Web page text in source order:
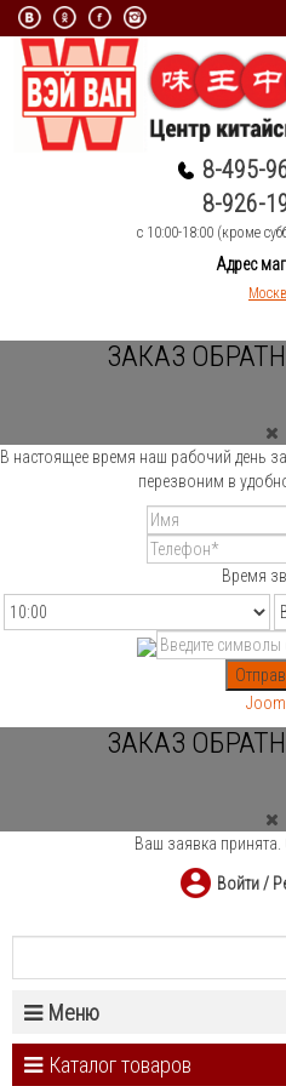
8-495-
8-926-
c 10:00-18:00 (кроме
Адрес
ЗАКАЗ
В настоящее время наш рабочий день
перезвоним в
Время
ЗАКАЗ
Ваш заявка
Войти /
Меню
Каталог товаров